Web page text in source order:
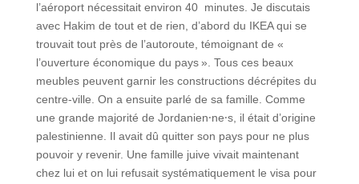
l’aéroport nécessitait environ 40 minutes. Je discutais
avec Hakim de tout et de rien, d’abord du IKEA qui se
trouvait tout près de l’autoroute, témoignant de «
l’ouverture économique du pays ». Tous ces beaux
meubles peuvent garnir les constructions décrépites du
centre-ville. On a ensuite parlé de sa famille. Comme
une grande majorité de Jordanien⸱ne⸱s, il était d’origine
palestinienne. Il avait dû quitter son pays pour ne plus
pouvoir y revenir. Une famille juive vivait maintenant
chez lui et on lui refusait systématiquement le visa pour